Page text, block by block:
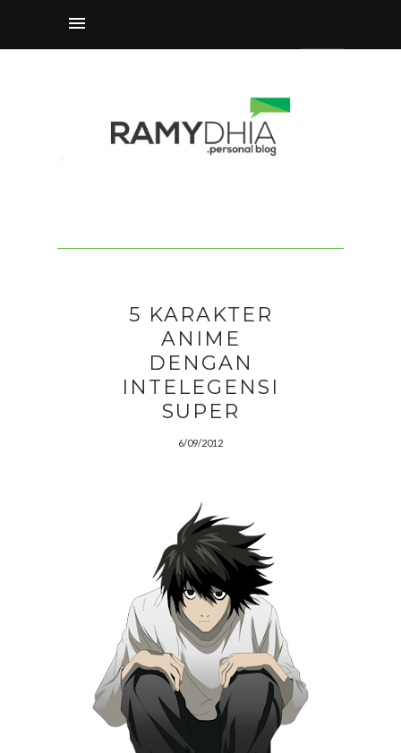
5 KARAKTER
ANIME
DENGAN
INTELEGENSI
SUPER
6/09/2012